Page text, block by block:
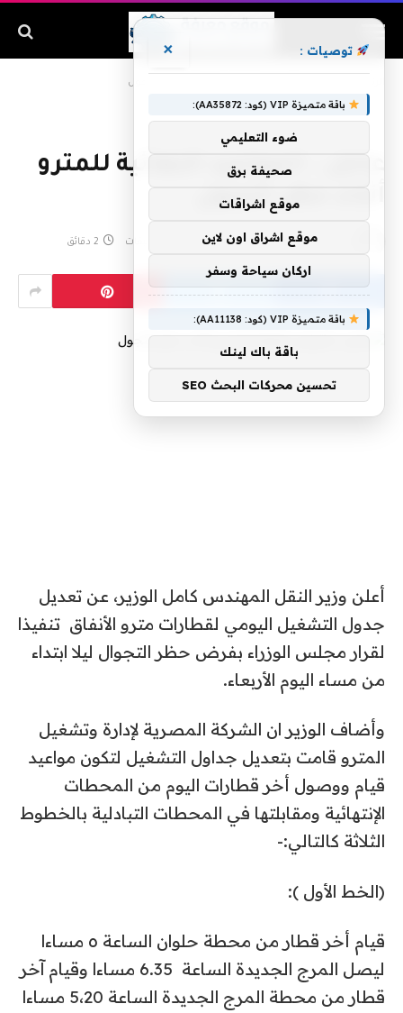
عاجل.. المواعيد النهائية للمترو أثناء حظر التجول
عاجل.. المواعيد النهائية للمترو
أثناء حظر التجول
بواسطة مارس 25, 2020 لا توجد تعليقات 2 دقائق
أعلن وزير النقل المهندس كامل الوزير، عن تعديل
جدول التشغيل اليومي لقطارات مترو الأنفاق تنفيذا
لقرار مجلس الوزراء بفرض حظر التجوال ليلا ابتداء
من مساء اليوم الأربعاء.
وأضاف الوزير ان الشركة المصرية لإدارة وتشغيل
المترو قامت بتعديل جداول التشغيل لتكون مواعيد
قيام ووصول أخر قطارات اليوم من المحطات
الإنتهائية ومقابلتها في المحطات التبادلية بالخطوط
الثلاثة كالتالي:-
(الخط الأول ):
قيام أخر قطار من محطة حلوان الساعة ٥ مساءا
ليصل المرج الجديدة الساعة 6.35 مساءا وقيام آخر
قطار من محطة المرج الجديدة الساعة 5،20 مساءا
توصيات : ×
باقة متميزة VIP (كود: AA35872):
ضوء التعليمي
صحيفة برق
موقع اشراقات
موقع اشراق اون لاين
اركان سياحة وسفر
باقة متميزة VIP (كود: AA11138):
باقة باك لينك
تحسين محركات البحث SEO